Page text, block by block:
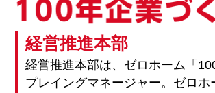
経営推進本部
経営推進本部は、ゼロホーム「
プレイングマネージャー。ゼロホ